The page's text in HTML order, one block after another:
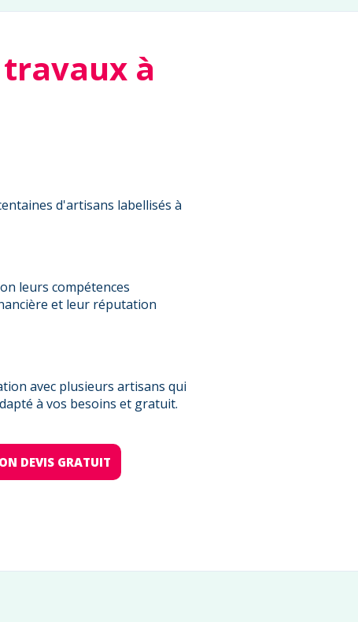
à
d'artisans labellisés à
leurs compétences
et leur réputation
avec plusieurs artisans qui
à vos besoins et gratuit.
DEVIS GRATUIT